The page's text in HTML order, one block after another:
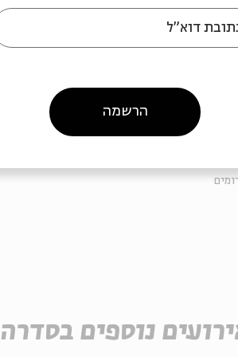
פנוי
נוספים בסדרה
דוא"ל
הרשמה